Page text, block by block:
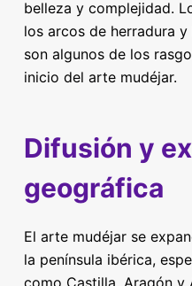
belleza y complejidad.
los arcos de herradura
son algunos de los
inicio del arte mudéjar.
Difusión y
geográfica
El arte mudéjar se
la península ibérica,
como Castilla, Aragón y